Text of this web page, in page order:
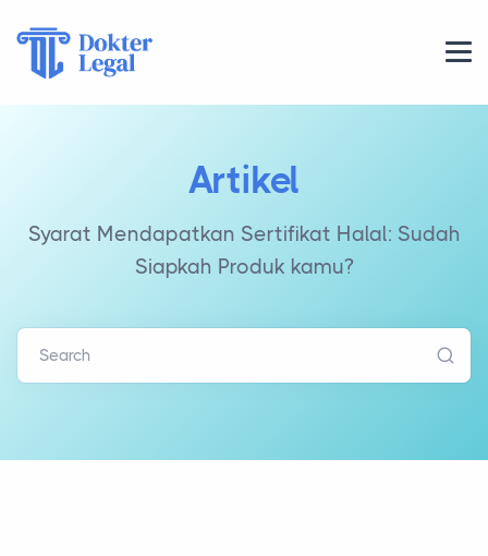
Artikel
Syarat Mendapatkan Sertifikat Halal: Sudah
Siapkah Produk kamu?
Search